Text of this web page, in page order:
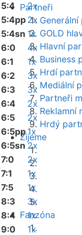
Partneři
GOLD
Hlavní
Business
Hrdí
Mediální
Partneři
Reklamní
Hrdý
Žijeme
Fanzóna
5:4
2x
5:4pp2x
5:4sn 1x
6:0
4x
6:1
1x
6:2
3x
6:3
3x
6:4
2x
6:5
2x
6:5pp1x
6:5sn 2x
7:0
2x
7:1
1x
7:5
1x
8:3
3x
8:4
1x
9:0
1x